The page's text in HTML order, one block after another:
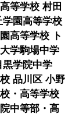
等学校 村田
園高等学校
高等学校 ト
学駒場中学
学院中学
品川区 小野
・高等学校
中等部・高